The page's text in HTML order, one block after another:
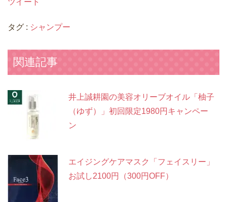
タグ : シャンプー
関連記事
井上誠耕園の美容オリーブオイル「柚子
（ゆず）」初回限定1980円キャンペー
ン
エイジングケアマスク「フェイスリー」
お試し2100円（300円OFF）